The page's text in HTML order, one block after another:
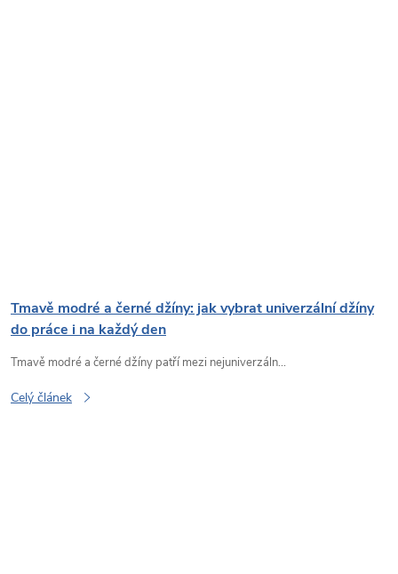
Tmavě modré a černé džíny: jak vybrat univerzální džíny
do práce i na každý den
Tmavě modré a černé džíny patří mezi nejuniverzáln...
Celý článek